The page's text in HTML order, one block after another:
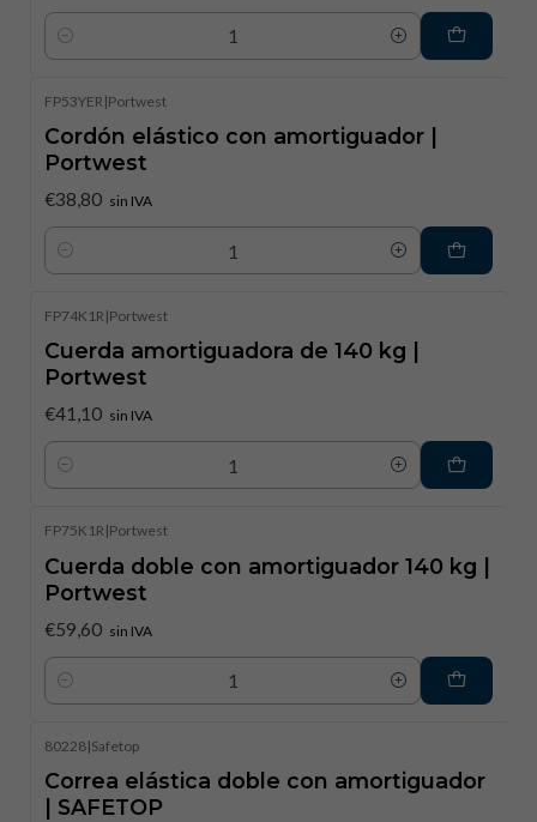
Cantidad
FP53YER |Portwest
Cordón elástico con amortiguador |
Portwest
€38,80 sin IVA
Cantidad
FP74K1R |Portwest
Cuerda amortiguadora de 140 kg |
Portwest
€41,10 sin IVA
Cantidad
FP75K1R |Portwest
Cuerda doble con amortiguador 140 kg |
Portwest
€59,60 sin IVA
Cantidad
80228|Safetop
Correa elástica doble con amortiguador
| SAFETOP